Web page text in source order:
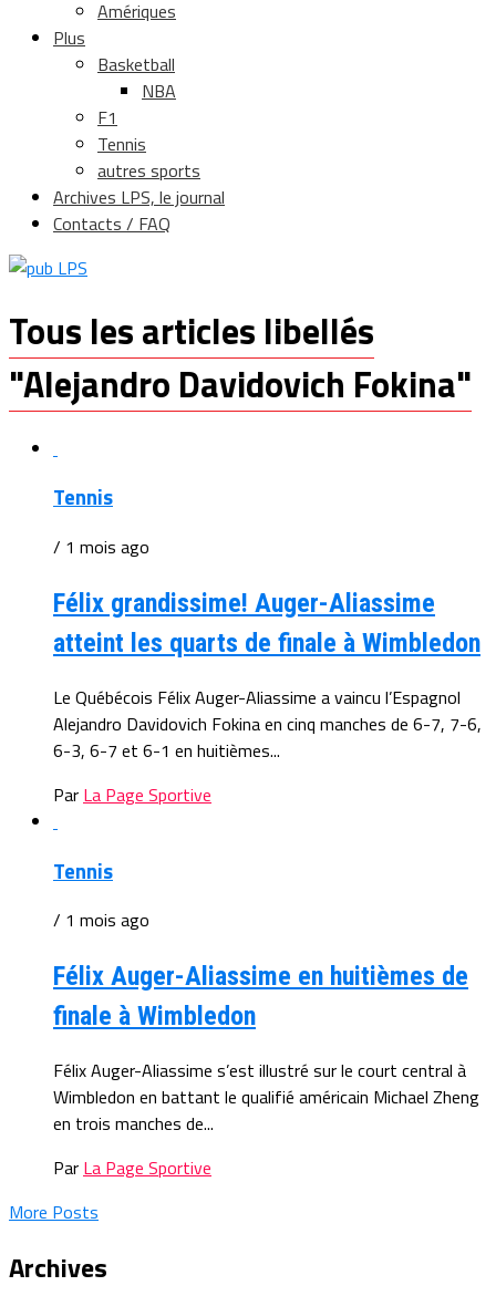
Amériques
Plus
Basketball
NBA
F1
Tennis
autres sports
Archives LPS, le journal
Contacts / FAQ
Tous les articles libellés
"Alejandro Davidovich Fokina"
Tennis
/ 1 mois ago
Félix grandissime! Auger-Aliassime
atteint les quarts de finale à Wimbledon
Le Québécois Félix Auger-Aliassime a vaincu l’Espagnol
Alejandro Davidovich Fokina en cinq manches de 6-7, 7-6,
6-3, 6-7 et 6-1 en huitièmes...
Par La Page Sportive
Tennis
/ 1 mois ago
Félix Auger-Aliassime en huitièmes de
finale à Wimbledon
Félix Auger-Aliassime s’est illustré sur le court central à
Wimbledon en battant le qualifié américain Michael Zheng
en trois manches de...
Par La Page Sportive
More Posts
Archives